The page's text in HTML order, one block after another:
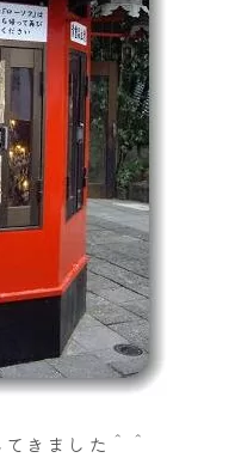
きました＾＾